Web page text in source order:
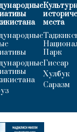
места
Парк
Гиссар
Хулбук
Саразм